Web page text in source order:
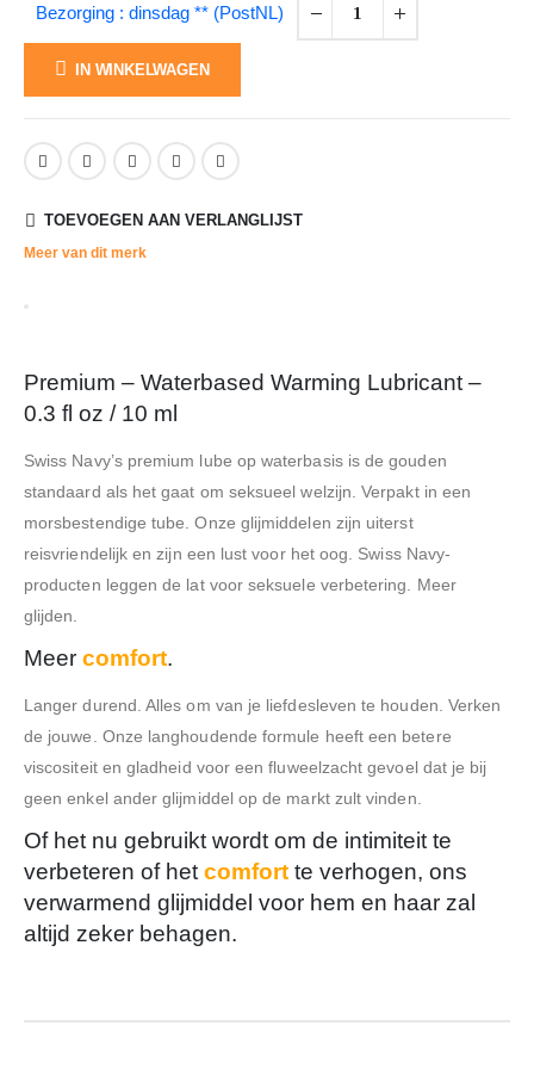
Bezorging : dinsdag ** (PostNL)
IN WINKELWAGEN
TOEVOEGEN AAN VERLANGLIJST
Meer van dit merk
Premium – Waterbased Warming Lubricant –
0.3 fl oz / 10 ml
Swiss Navy’s premium lube op waterbasis is de gouden
standaard als het gaat om seksueel welzijn. Verpakt in een
morsbestendige tube. Onze glijmiddelen zijn uiterst
reisvriendelijk en zijn een lust voor het oog. Swiss Navy-
producten leggen de lat voor seksuele verbetering. Meer
glijden.
Meer comfort.
Langer durend. Alles om van je liefdesleven te houden. Verken
de jouwe. Onze langhoudende formule heeft een betere
viscositeit en gladheid voor een fluweelzacht gevoel dat je bij
geen enkel ander glijmiddel op de markt zult vinden.
Of het nu gebruikt wordt om de intimiteit te
verbeteren of het comfort te verhogen, ons
verwarmend glijmiddel voor hem en haar zal
altijd zeker behagen.